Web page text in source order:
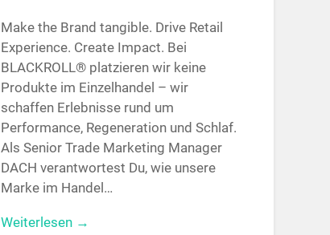
Make the Brand tangible. Drive Retail
Experience. Create Impact. Bei
BLACKROLL® platzieren wir keine
Produkte im Einzelhandel – wir
schaffen Erlebnisse rund um
Performance, Regeneration und Schlaf.
Als Senior Trade Marketing Manager
DACH verantwortest Du, wie unsere
Marke im Handel…
Weiterlesen →